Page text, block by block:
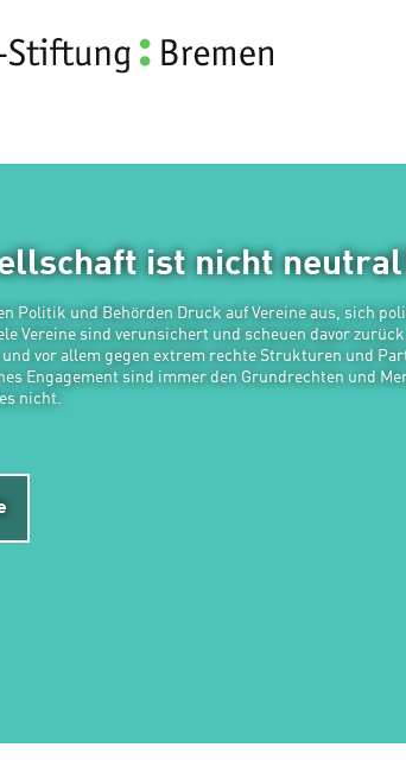
ist nicht
Politik und Behörden Druck auf Vereine aus, sich
Vereine sind verunsichert und scheuen davor
vor allem gegen extrem rechte Strukturen und
Engagement sind immer den Grundrechten und
nicht.